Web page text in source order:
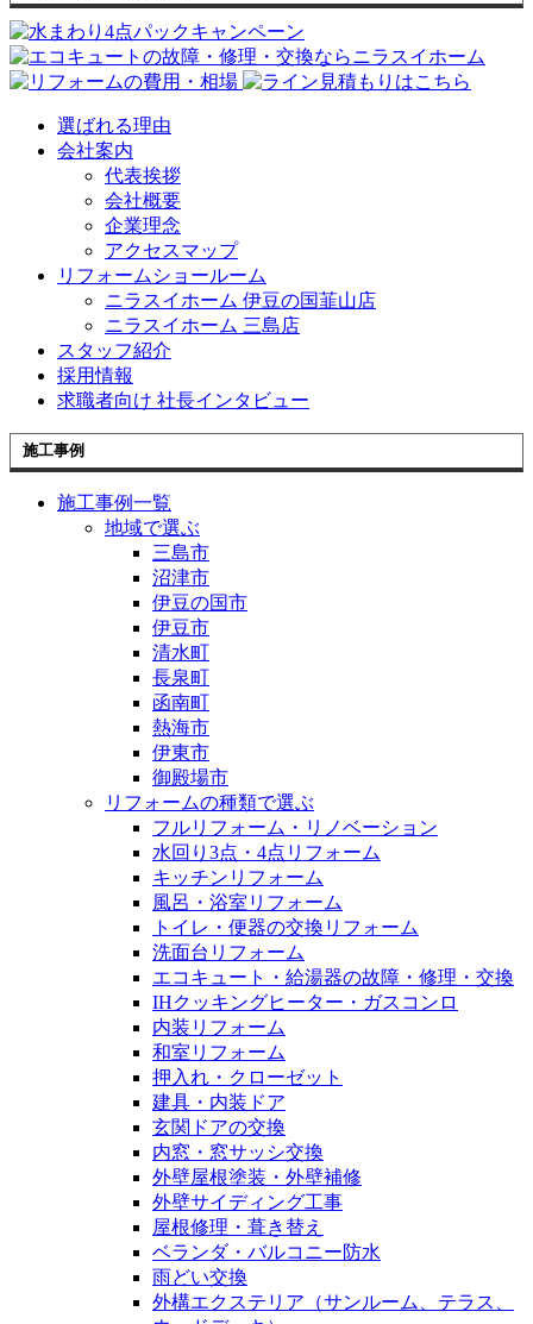
選ばれる理由
会社案内
代表挨拶
会社概要
企業理念
アクセスマップ
リフォームショールーム
ニラスイホーム 伊豆の国韮山店
ニラスイホーム 三島店
スタッフ紹介
採用情報
求職者向け 社長インタビュー
施工事例
施工事例一覧
地域で選ぶ
三島市
沼津市
伊豆の国市
伊豆市
清水町
長泉町
函南町
熱海市
伊東市
御殿場市
リフォームの種類で選ぶ
フルリフォーム・リノベーション
水回り3点・4点リフォーム
キッチンリフォーム
風呂・浴室リフォーム
トイレ・便器の交換リフォーム
洗面台リフォーム
エコキュート・給湯器の故障・修理・交換
IHクッキングヒーター・ガスコンロ
内装リフォーム
和室リフォーム
押入れ・クローゼット
建具・内装ドア
玄関ドアの交換
内窓・窓サッシ交換
外壁屋根塗装・外壁補修
外壁サイディング工事
屋根修理・葺き替え
ベランダ・バルコニー防水
雨どい交換
外構エクステリア（サンルーム、テラス、